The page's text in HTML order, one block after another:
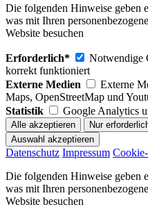
Die folgenden Hinweise geben
was mit Ihren
Website besuchen
Erforderlich*
Notwendige
korrekt funktioniert
Externe Medien
Externe
Maps, OpenStreetMap und
Statistik
Google Analytics
Datenschutz Impressum
Die folgenden Hinweise geben
was mit Ihren
Website besuchen